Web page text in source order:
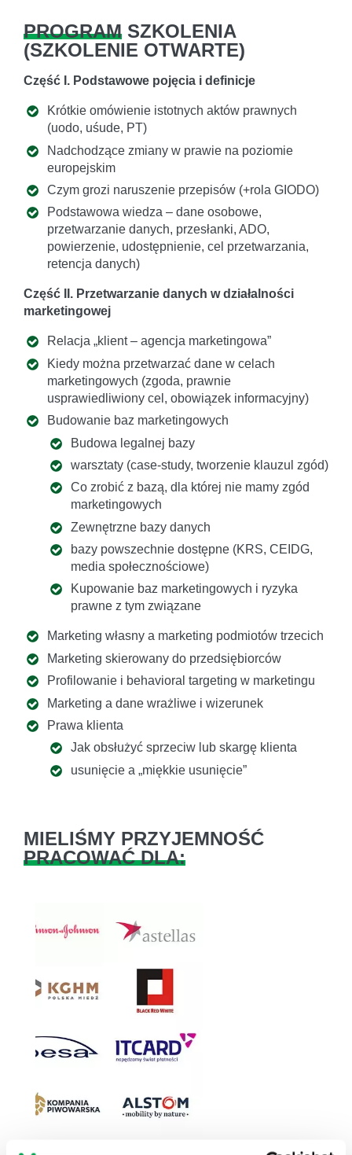
PROGRAM SZKOLENIA
(SZKOLENIE OTWARTE)
Część I. Podstawowe pojęcia i definicje
Krótkie omówienie istotnych aktów prawnych
(uodo, uśude, PT)
Nadchodzące zmiany w prawie na poziomie
europejskim
Czym grozi naruszenie przepisów (+rola GIODO)
Podstawowa wiedza – dane osobowe,
przetwarzanie danych, przesłanki, ADO,
powierzenie, udostępnienie, cel przetwarzania,
retencja danych)
Część II. Przetwarzanie danych w działalności
marketingowej
Relacja „klient – agencja marketingowa”
Kiedy można przetwarzać dane w celach
marketingowych (zgoda, prawnie
usprawiedliwiony cel, obowiązek informacyjny)
Budowanie baz marketingowych
Budowa legalnej bazy
warsztaty (case-study, tworzenie klauzul zgód)
Co zrobić z bazą, dla której nie mamy zgód
marketingowych
Zewnętrzne bazy danych
bazy powszechnie dostępne (KRS, CEIDG,
media społecznościowe)
Kupowanie baz marketingowych i ryzyka
prawne z tym związane
Marketing własny a marketing podmiotów trzecich
Marketing skierowany do przedsiębiorców
Profilowanie i behavioral targeting w marketingu
Marketing a dane wrażliwe i wizerunek
Prawa klienta
Jak obsłużyć sprzeciw lub skargę klienta
usunięcie a „miękkie usunięcie”
MIELIŚMY PRZYJEMNOŚĆ
PRACOWAĆ DLA: